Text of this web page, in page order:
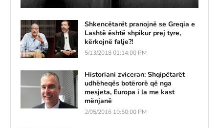
Shkencëtarët pranojnë se Greqia e
Lashtë është shpikur prej tyre,
kërkojnë falje?!
5/13/2018 01:14:00 PM
Historiani zviceran: Shqipëtarët
udhëheqës botërorë që nga
mesjeta, Europa i la me kast
mënjanë
2/05/2016 10:50:00 PM